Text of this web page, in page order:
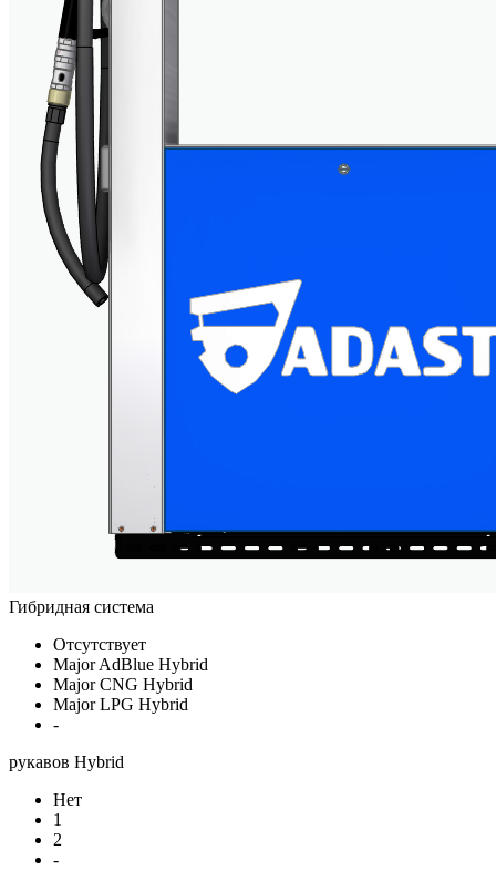
Гибридная система
Отсутствует
Major AdBlue Hybrid
Major CNG Hybrid
Major LPG Hybrid
-
рукавов Hybrid
Нет
1
2
-